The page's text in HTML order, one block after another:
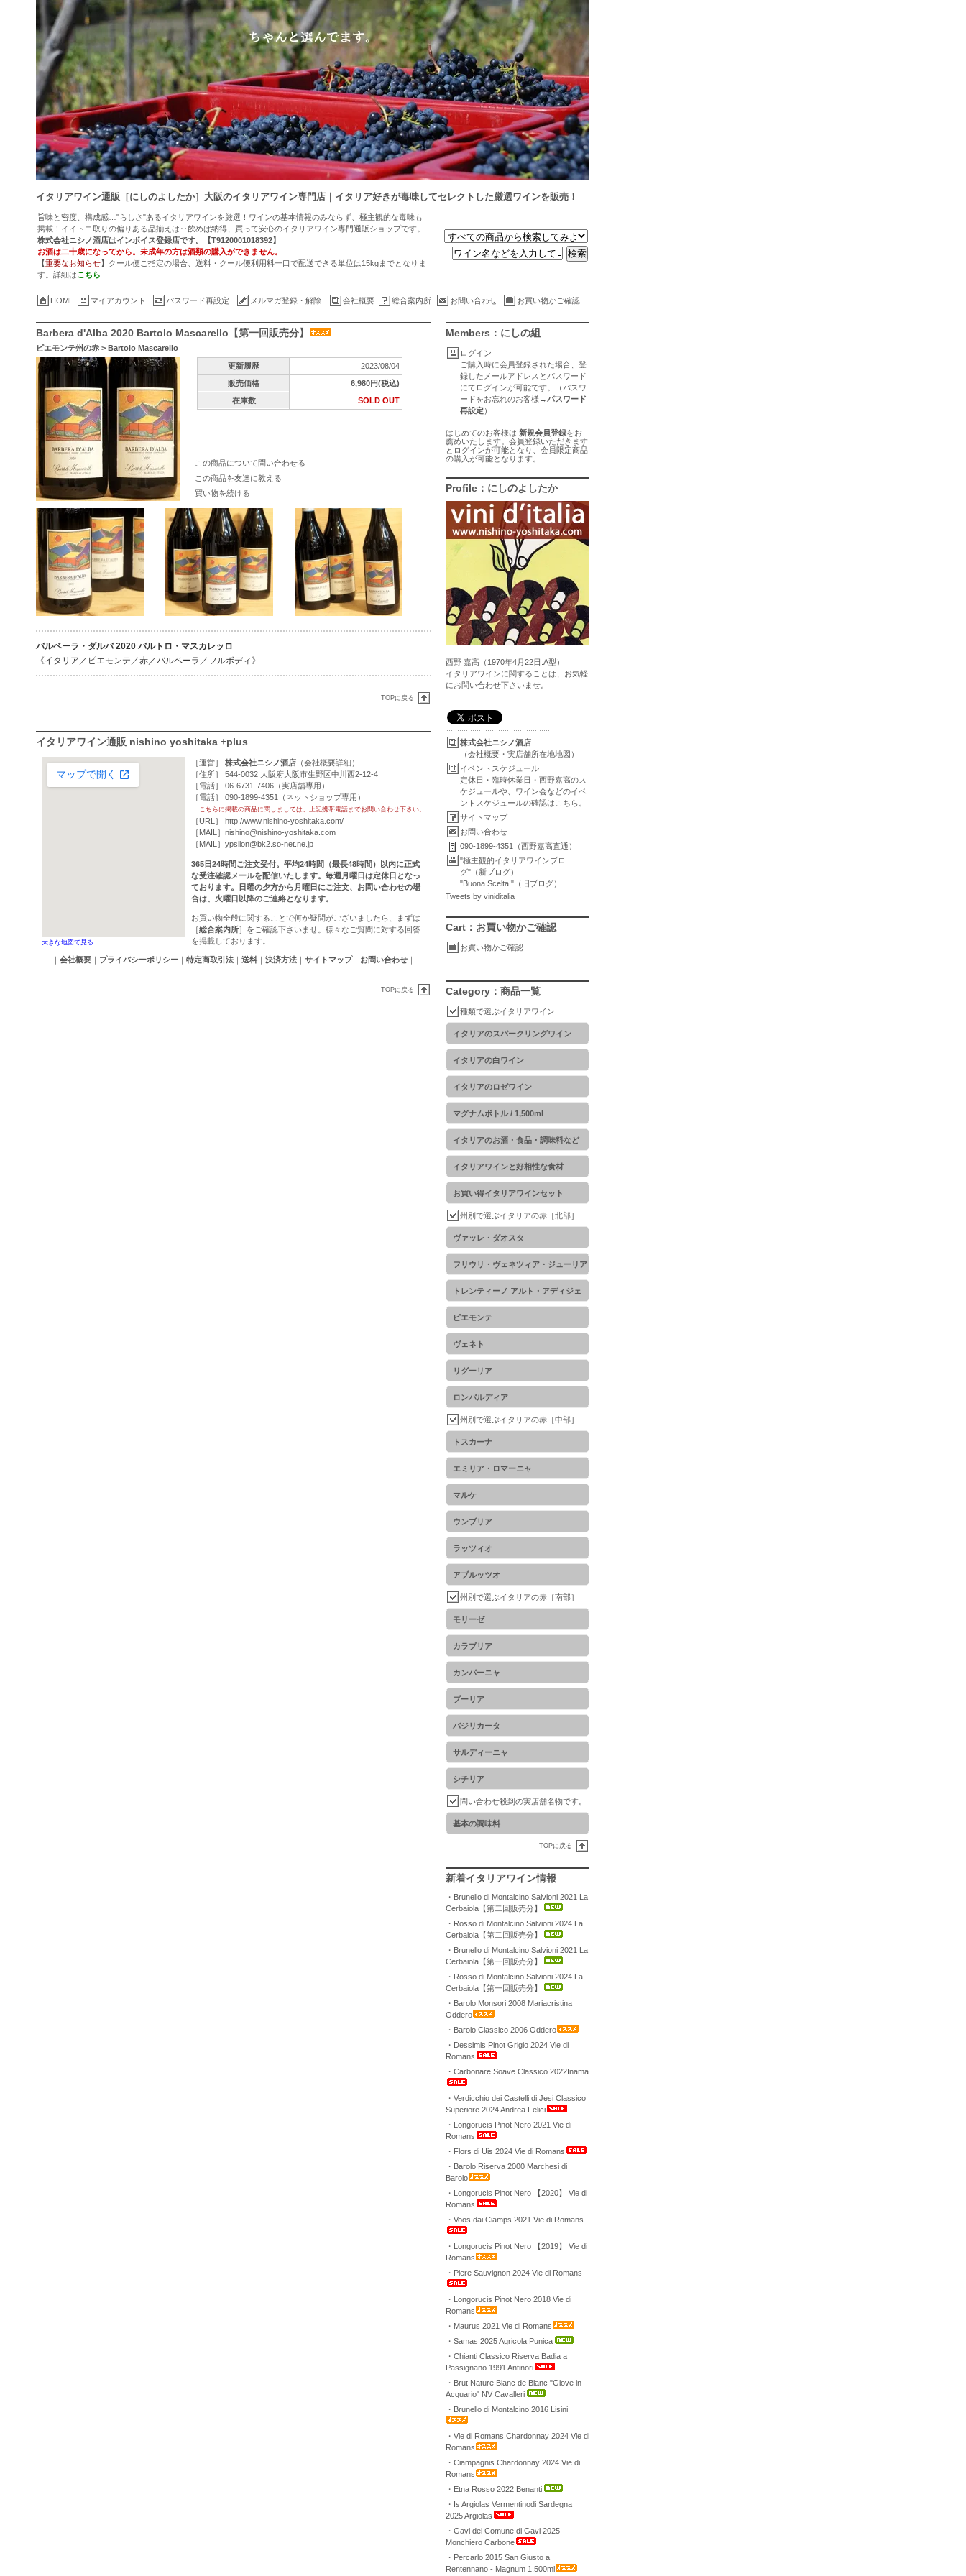
イタリアワイン通販［にしのよしたか］大阪のイタリアワイン専門店｜イタリア好きが毒味してセレクトした厳選ワインを販売！
旨味と密度、構成感…"らしさ"あるイタリアワインを厳選！ワインの基本情報のみならず、極主観的な毒味も
掲載！イイトコ取りの偏りある品揃えは‥飲めば納得、買って安心のイタリアワイン専門通販ショップです。
株式会社ニシノ酒店はインボイス登録店です。【T9120001018392】
お酒は二十歳になってから。未成年の方は酒類の購入ができません。
【重要なお知らせ】クール便ご指定の場合、送料・クール便利用料一口で配送できる単位は15kgまでとなりま
す。詳細はこちら
HOME マイアカウント パスワード再設定 メルマガ登録・解除 会社概要 総合案内所 お問い合わせ お買い物かご確認
Barbera d'Alba 2020 Bartolo Mascarello【第一回販売分】
ピエモンテ州の赤 > Bartolo Mascarello
更新履歴
2023/08/04
販売価格
6,980円(税込)
在庫数
SOLD OUT
この商品について問い合わせる
この商品を友達に教える
買い物を続ける
バルベーラ・ダルバ 2020 バルトロ・マスカレッロ
《イタリア／ピエモンテ／赤／バルベーラ／フルボディ》
TOPに戻る
イタリアワイン通販 nishino yoshitaka +plus
大きな地図で見る
［運営］ 株式会社ニシノ酒店 （会社概要詳細）
［住所］ 544-0032 大阪府大阪市生野区中川西2-12-4
［電話］ 06-6731-7406（実店舗専用）
［電話］ 090-1899-4351（ネットショップ専用）
こちらに掲載の商品に関しましては、上記携帯電話までお問い合わせ下さい。
［URL］ http://www.nishino-yoshitaka.com/
［MAIL］ nishino@nishino-yoshitaka.com
［MAIL］ ypsilon@bk2.so-net.ne.jp
365日24時間ご注文受付。平均24時間（最長48時間）以内に正式
な受注確認メールを配信いたします。毎週月曜日は定休日となっ
ております。日曜の夕方から月曜日にご注文、お問い合わせの場
合は、火曜日以降のご連絡となります。
お買い物全般に関することで何か疑問がございましたら、まずは
［総合案内所］をご確認下さいませ。様々なご質問に対する回答
を掲載しております。
｜ 会社概要 ｜ プライバシーポリシー ｜ 特定商取引法 ｜ 送料 ｜ 決済方法 ｜ サイトマップ｜ お問い合わせ ｜
TOPに戻る
Members：にしの組
ログイン
ご購入時に会員登録された場合、登
録したメールアドレスとパスワード
にてログインが可能です。（パスワ
ードをお忘れのお客様→パスワード
再設定）
はじめてのお客様は 新規会員登録をお
薦めいたします。会員登録いただきます
とログインが可能となり、会員限定商品
の購入が可能となります。
Profile：にしのよしたか
西野 嘉高（1970年4月22日:A型）
イタリアワインに関することは、お気軽
にお問い合わせ下さいませ。
株式会社ニシノ酒店
（会社概要・実店舗所在地地図）
イベントスケジュール
定休日・臨時休業日・西野嘉高のス
ケジュールや、ワイン会などのイベ
ントスケジュールの確認はこちら。
サイトマップ
お問い合わせ
090-1899-4351（西野嘉高直通）
"極主観的イタリアワインブロ
グ"（新ブログ）
"Buona Scelta!"（旧ブログ）
Tweets by viniditalia
Cart：お買い物かご確認
お買い物かご確認
Category：商品一覧
種類で選ぶイタリアワイン
イタリアのスパークリングワイン
イタリアの白ワイン
イタリアのロゼワイン
マグナムボトル / 1,500ml
イタリアのお酒・食品・調味料など
イタリアワインと好相性な食材
お買い得イタリアワインセット
州別で選ぶイタリアの赤［北部］
ヴァッレ・ダオスタ
フリウリ・ヴェネツィア・ジューリア
トレンティーノ アルト・アディジェ
ピエモンテ
ヴェネト
リグーリア
ロンバルディア
州別で選ぶイタリアの赤［中部］
トスカーナ
エミリア・ロマーニャ
マルケ
ウンブリア
ラッツィオ
アブルッツオ
州別で選ぶイタリアの赤［南部］
モリーゼ
カラブリア
カンパーニャ
プーリア
バジリカータ
サルディーニャ
シチリア
問い合わせ殺到の実店舗名物です。
基本の調味料
TOPに戻る
新着イタリアワイン情報
・Brunello di Montalcino Salvioni 2021 La
Cerbaiola【第二回販売分】
・Rosso di Montalcino Salvioni 2024 La
Cerbaiola【第二回販売分】
・Brunello di Montalcino Salvioni 2021 La
Cerbaiola【第一回販売分】
・Rosso di Montalcino Salvioni 2024 La
Cerbaiola【第一回販売分】
・Barolo Monsori 2008 Mariacristina
Oddero
・Barolo Classico 2006 Oddero
・Dessimis Pinot Grigio 2024 Vie di
Romans
・Carbonare Soave Classico 2022Inama
・Verdicchio dei Castelli di Jesi Classico
Superiore 2024 Andrea Felici
・Longorucis Pinot Nero 2021 Vie di
Romans
・Flors di Uis 2024 Vie di Romans
・Barolo Riserva 2000 Marchesi di
Barolo
・Longorucis Pinot Nero 【2020】 Vie di
Romans
・Voos dai Ciamps 2021 Vie di Romans
・Longorucis Pinot Nero 【2019】 Vie di
Romans
・Piere Sauvignon 2024 Vie di Romans
・Longorucis Pinot Nero 2018 Vie di
Romans
・Maurus 2021 Vie di Romans
・Samas 2025 Agricola Punica
・Chianti Classico Riserva Badia a
Passignano 1991 Antinori
・Brut Nature Blanc de Blanc "Giove in
Acquario" NV Cavalleri
・Brunello di Montalcino 2016 Lisini
・Vie di Romans Chardonnay 2024 Vie di
Romans
・Ciampagnis Chardonnay 2024 Vie di
Romans
・Etna Rosso 2022 Benanti
・Is Argiolas Vermentinodi Sardegna
2025 Argiolas
・Gavi del Comune di Gavi 2025
Monchiero Carbone
・Percarlo 2015 San Giusto a
Rentennano - Magnum 1,500ml